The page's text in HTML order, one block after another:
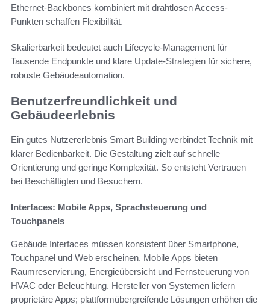
Ethernet-Backbones kombiniert mit drahtlosen Access-
Punkten schaffen Flexibilität.
Skalierbarkeit bedeutet auch Lifecycle-Management für
Tausende Endpunkte und klare Update-Strategien für sichere,
robuste Gebäudeautomation.
Benutzerfreundlichkeit und
Gebäudeerlebnis
Ein gutes Nutzererlebnis Smart Building verbindet Technik mit
klarer Bedienbarkeit. Die Gestaltung zielt auf schnelle
Orientierung und geringe Komplexität. So entsteht Vertrauen
bei Beschäftigten und Besuchern.
Interfaces: Mobile Apps, Sprachsteuerung und
Touchpanels
Gebäude Interfaces müssen konsistent über Smartphone,
Touchpanel und Web erscheinen. Mobile Apps bieten
Raumreservierung, Energieübersicht und Fernsteuerung von
HVAC oder Beleuchtung. Hersteller von Systemen liefern
proprietäre Apps; plattformübergreifende Lösungen erhöhen die